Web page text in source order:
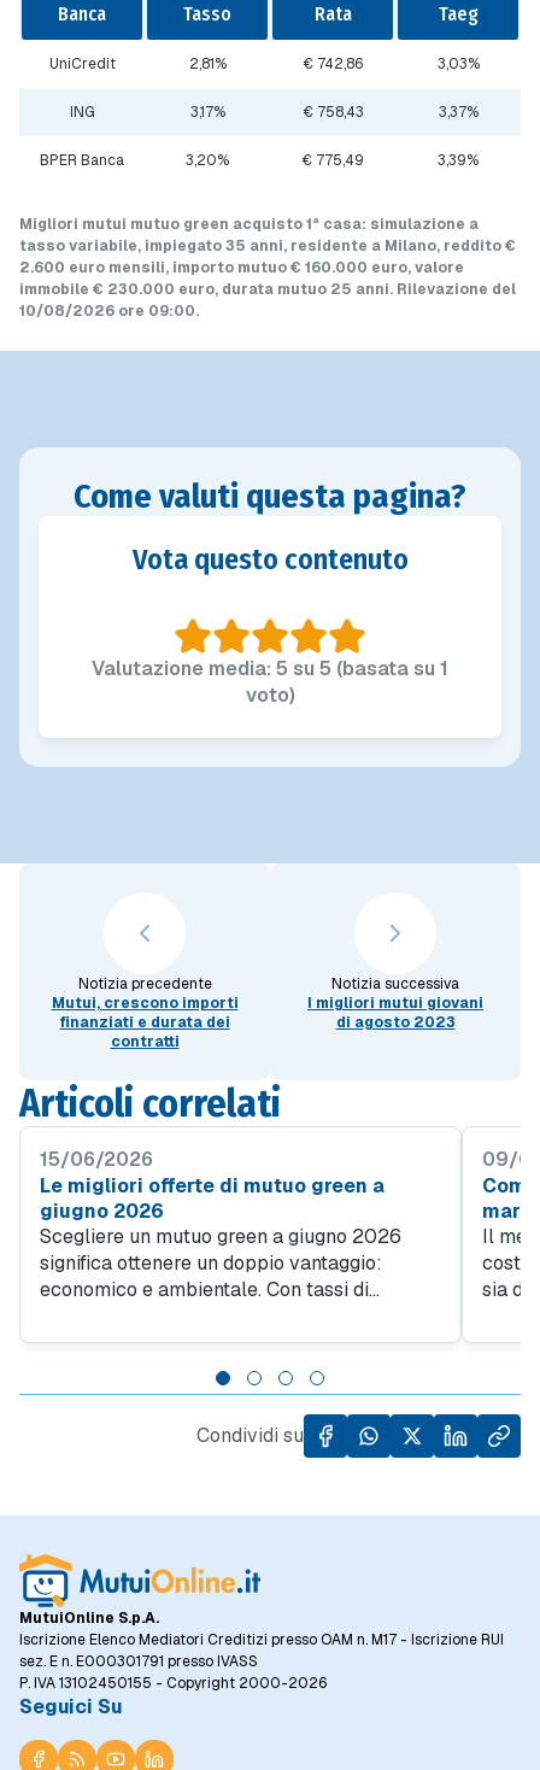
Banca Tasso Rata Taeg
UniCredit 2,81% € 742,86 3,03%
ING 3,17% € 758,43 3,37%
BPER Banca 3,20% € 775,49 3,39%
Migliori mutui mutuo green acquisto 1ª casa: simulazione a
tasso variabile, impiegato 35 anni, residente a Milano, reddito €
2.600 euro mensili, importo mutuo€ 160.000 euro, valore
immobile € 230.000 euro, durata mutuo 25 anni. Rilevazione del
10/08/2026 ore 09:00.
Come valuti questa pagina?
Vota questo contenuto
Valutazione media: 5 su 5 (basata su 1
voto)
Notizia precedente
Mutui, crescono importi
finanziati e durata dei
contratti
Notizia successiva
I migliori mutui giovani
di agosto 2023
Articoli correlati
15/06/2026
Le migliori offerte di mutuo green a
giugno 2026
Scegliere un mutuo green a giugno 2026
significa ottenere un doppio vantaggio:
economico e ambientale. Con tassi di
soluzioni tradizionali, finanziare un immobile
ad alta efficienza energetica diventa
un'opportunità di risparmio per le famiglie.
09/
mare
Il
sia
Condividi su
MutuiOnline S.p.A.
Iscrizione Elenco Mediatori Creditizi presso OAM n. M17 - Iscrizione RUI
sez. E n. E000301791 presso IVASS
P. IVA 13102450155 - Copyright 2000-2026
Seguici Su